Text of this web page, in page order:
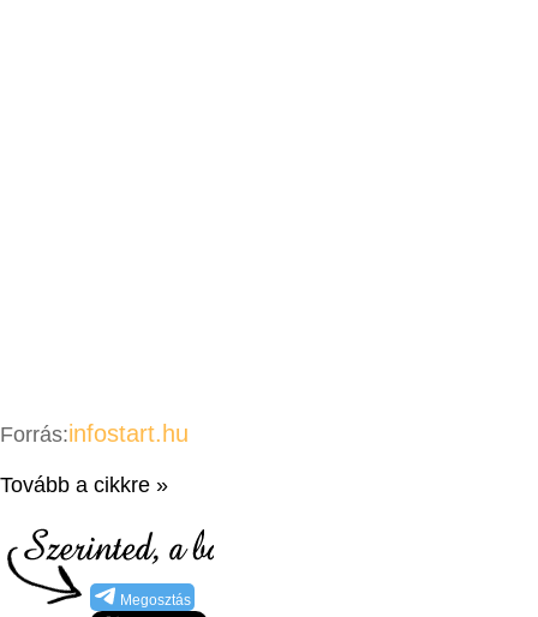
Forrás:infostart.hu
Tovább a cikkre »
Megosztás